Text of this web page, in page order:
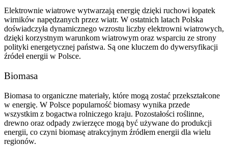
Elektrownie wiatrowe wytwarzają energię dzięki ruchowi łopatek
wirników napędzanych przez wiatr. W ostatnich latach Polska
doświadczyła dynamicznego wzrostu liczby elektrowni wiatrowych,
dzięki korzystnym warunkom wiatrowym oraz wsparciu ze strony
polityki energetycznej państwa. Są one kluczem do dywersyfikacji
źródeł energii w Polsce.
Biomasa
Biomasa to organiczne materiały, które mogą zostać przekształcone
w energię. W Polsce popularność biomasy wynika przede
wszystkim z bogactwa rolniczego kraju. Pozostałości roślinne,
drewno oraz odpady zwierzęce mogą być używane do produkcji
energii, co czyni biomasę atrakcyjnym źródłem energii dla wielu
regionów.